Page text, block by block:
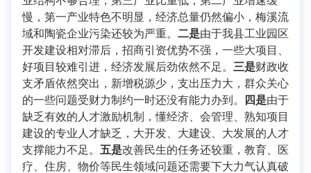
慢，第一产业特色不明显，经济总量仍然偏小，梅溪流
域和陶瓷企业污染还较为严重。 二是由于我县工业园区
开发建设相对滞后，招商引资优势不强，一些大项目、
好项目较难引进，经济发展后劲依然不足。 三是财政收
支矛盾依然突出，新增税源少，支出压力大，群众关心
的一些问题受财力制约一时还没有能力办到。
四是由于
缺乏有效的人才激励机制，懂经济、会管理、熟知项目
建设的专业人才缺乏，大开发、大建设、大发展的人才
支撑能力不足。 五是改善民生的任务还较重，教育、医
疗、住房、物价等民生领域问题还需要下大力气认真破